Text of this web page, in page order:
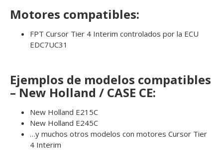
Motores compatibles:
FPT Cursor Tier 4 Interim controlados por la ECU
EDC7UC31
Ejemplos de modelos compatibles
– New Holland / CASE CE:
New Holland E215C
New Holland E245C
…y muchos otros modelos con motores Cursor Tier
4 Interim